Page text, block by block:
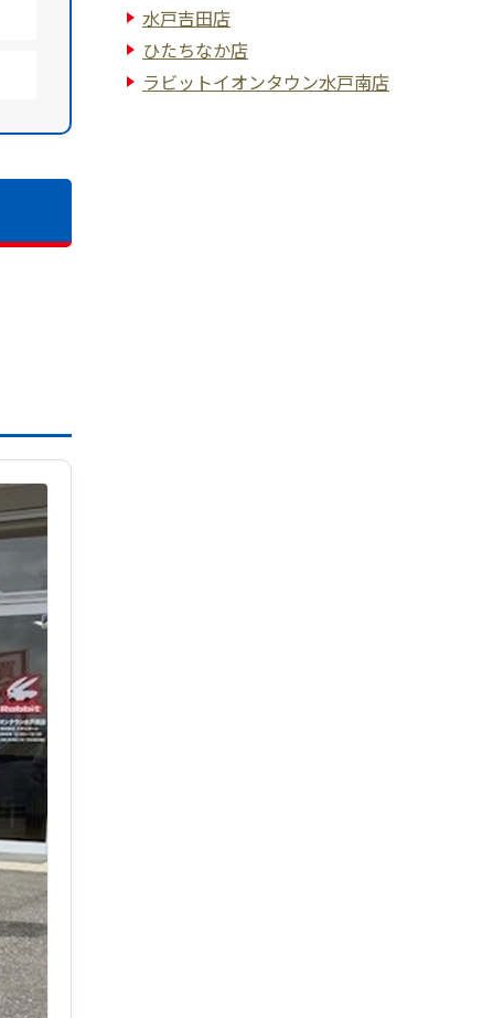
水戸吉田店
ひたちなか店
ラビットイオンタウン水戸南店